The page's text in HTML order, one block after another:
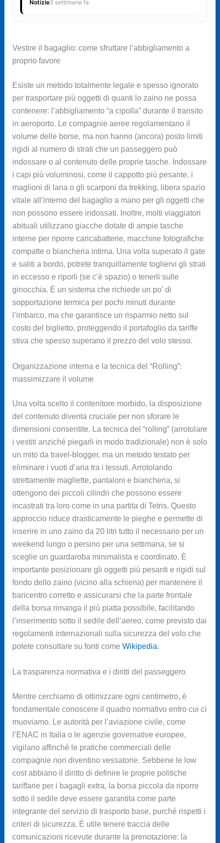
Notizie3 settimane fa
Vestire il bagaglio: come sfruttare l’abbigliamento a
proprio favore
Esiste un metodo totalmente legale e spesso ignorato
per trasportare più oggetti di quanti lo zaino ne possa
contenere: l’abbigliamento “a cipolla” durante il transito
in aeroporto. Le compagnie aeree regolamentano il
volume delle borse, ma non hanno (ancora) posto limiti
rigidi al numero di strati che un passeggero può
indossare o al contenuto delle proprie tasche. Indossare
i capi più voluminosi, come il cappotto più pesante, i
maglioni di lana o gli scarponi da trekking, libera spazio
vitale all’interno del bagaglio a mano per gli oggetti che
non possono essere indossati. Inoltre, molti viaggiatori
abituali utilizzano giacche dotate di ampie tasche
interne per riporre caricabatterie, macchine fotografiche
compatte o biancheria intima. Una volta superato il gate
e saliti a bordo, potrete tranquillamente togliervi gli strati
in eccesso e riporli (se c’è spazio) o tenerli sulle
ginocchia. È un sistema che richiede un po’ di
sopportazione termica per pochi minuti durante
l’imbarco, ma che garantisce un risparmio netto sul
costo del biglietto, proteggendo il portafoglio da tariffe
stiva che spesso superano il prezzo del volo stesso.
Organizzazione interna e la tecnica del “Rolling”:
massimizzare il volume
Una volta scelto il contenitore morbido, la disposizione
del contenuto diventa cruciale per non sforare le
dimensioni consentite. La tecnica del “rolling” (arrotolare
i vestiti anziché piegarli in modo tradizionale) non è solo
un mito da travel-blogger, ma un metodo testato per
eliminare i vuoti d’aria tra i tessuti. Arrotolando
strettamente magliette, pantaloni e biancheria, si
ottengono dei piccoli cilindri che possono essere
incastrati tra loro come in una partita di Tetris. Questo
approccio riduce drasticamente le pieghe e permette di
inserire in uno zaino da 20 litri tutto il necessario per un
weekend lungo o persino per una settimana, se si
sceglie un guardaroba minimalista e coordinato. È
importante posizionare gli oggetti più pesanti e rigidi sul
fondo dello zaino (vicino alla schiena) per mantenere il
baricentro corretto e assicurarsi che la parte frontale
della borsa rimanga il più piatta possibile, facilitando
l’inserimento sotto il sedile dell’aereo, come previsto dai
regolamenti internazionali sulla sicurezza del volo che
potete consultare su fonti come Wikipedia.
La trasparenza normativa e i diritti del passeggero
Mentre cerchiamo di ottimizzare ogni centimetro, è
fondamentale conoscere il quadro normativo entro cui ci
muoviamo. Le autorità per l’aviazione civile, come
l’ENAC in Italia o le agenzie governative europee,
vigilano affinché le pratiche commerciali delle
compagnie non diventino vessatorie. Sebbene le low
cost abbiano il diritto di definire le proprie politiche
tariffarie per i bagagli extra, la borsa piccola da riporre
sotto il sedile deve essere garantita come parte
integrante del servizio di trasporto base, purché rispetti i
criteri di sicurezza. È utile tenere traccia delle
comunicazioni ricevute durante la prenotazione: la